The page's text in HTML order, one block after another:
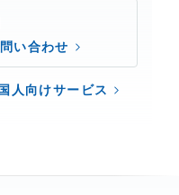
い合わせ
人向けサービス